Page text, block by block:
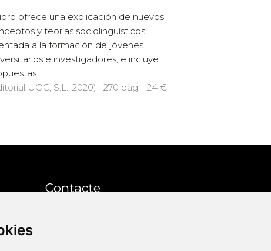
ofrece una explicación de nuevos
y teorías sociolingüísticos
a la formación de jóvenes
e investigadores, e incluye
UOC, S.L., 2020) · 270 pàg. · 24 €
Contacte